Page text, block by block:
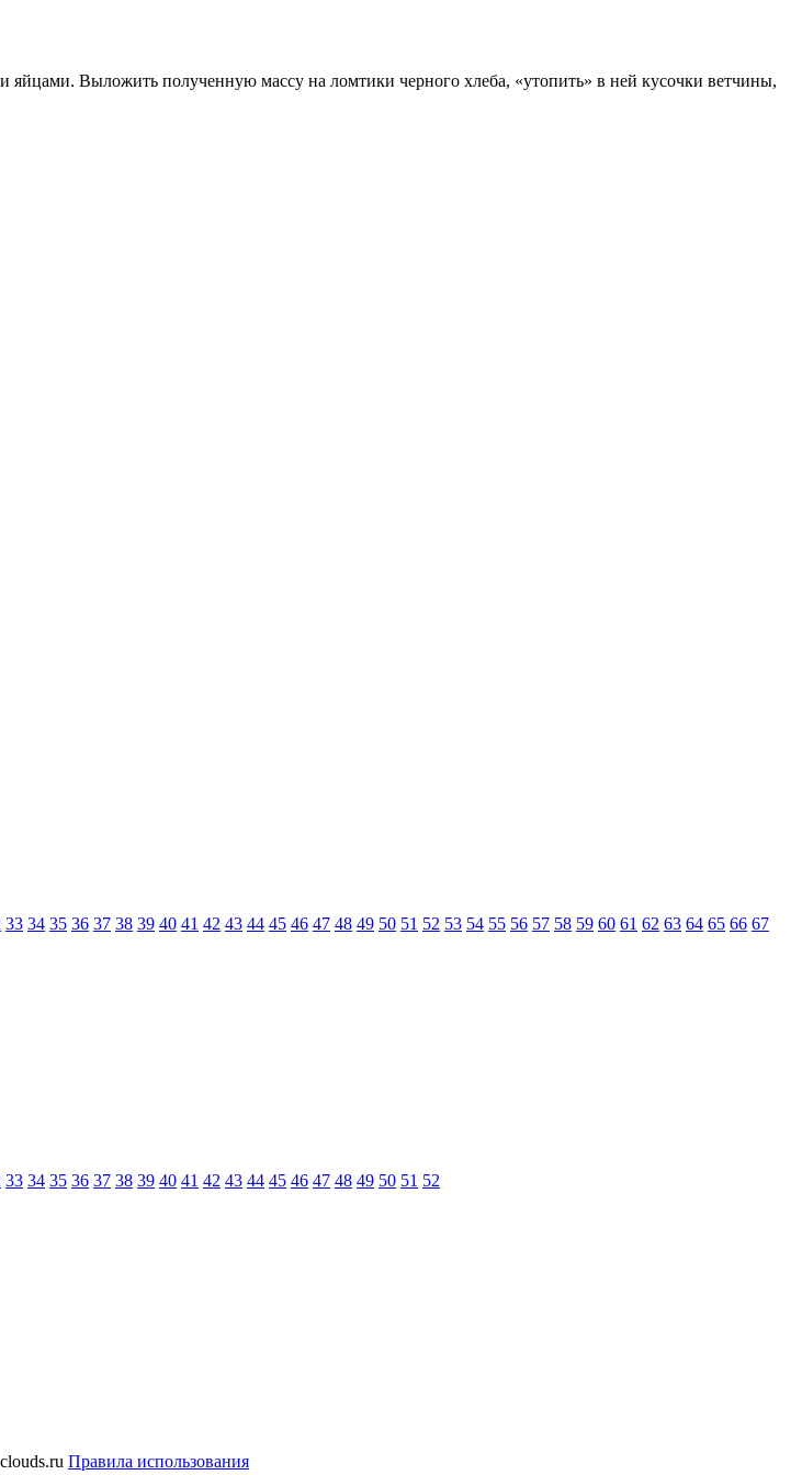
Выложить полученную массу на ломтики черного хлеба, «утопить» в ней кусочки ветчины,
33 34 35 36 37 38 39 40 41 42 43 44 45 46 47 48 49 50 51 52 53 54 55 56 57 58 59 60 61 62 63 64 65 66 67
33 34 35 36 37 38 39 40 41 42 43 44 45 46 47 48 49 50 51 52
Правила использования